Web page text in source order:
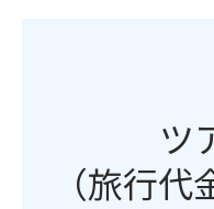
ツ
（旅行代